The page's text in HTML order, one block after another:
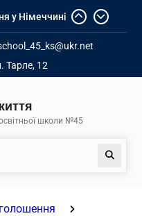
у Німеччині
молоді з
територій
освіти
Тарле, 12
школи №45
Пошук